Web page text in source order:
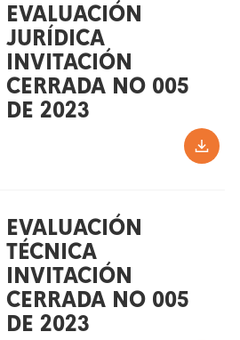
EVALUACIÓN
JURÍDICA
INVITACIÓN
CERRADA NO 005
DE 2023
EVALUACIÓN
TÉCNICA
INVITACIÓN
CERRADA NO 005
DE 2023